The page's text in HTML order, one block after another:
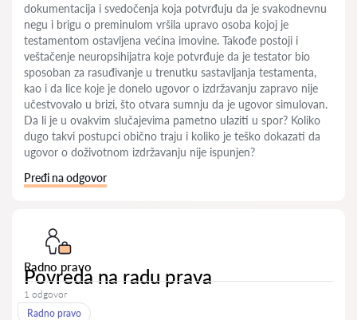
dokumentacija i svedočenja koja potvrđuju da je svakodnevnu
negu i brigu o preminulom vršila upravo osoba kojoj je
testamentom ostavljena većina imovine. Takođe postoji i
veštačenje neuropsihijatra koje potvrđuje da je testator bio
sposoban za rasuđivanje u trenutku sastavljanja testamenta,
kao i da lice koje je donelo ugovor o izdržavanju zapravo nije
učestvovalo u brizi, što otvara sumnju da je ugovor simulovan.
Da li je u ovakvim slučajevima pametno ulaziti u spor? Koliko
dugo takvi postupci obično traju i koliko je teško dokazati da
ugovor o doživotnom izdržavanju nije ispunjen?
Pređi na odgovor
Radno pravo
Povreda na radu prava
1 odgovor
Radno pravo